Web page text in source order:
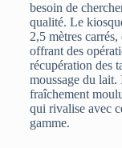
besoin de
qualité. Le
2,5 mètres
offrant des
récupération des
moussage du
fraîchement
qui rivalise avec
gamme.